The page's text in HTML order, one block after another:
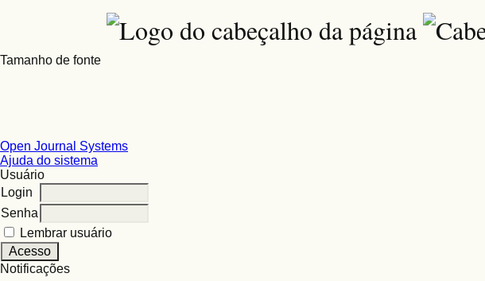
Tamanho de fonte
Open Journal Systems
Ajuda do sistema
Usuário
Login
Senha
Lembrar usuário
Notificações